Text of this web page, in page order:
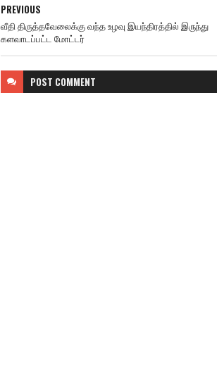
PREVIOUS
வீதி திருத்தவேலைக்கு வந்த உழவு இயந்திரத்தில் இருந்து
களவாடப்பட்ட மோட்டர்
POST COMMENT